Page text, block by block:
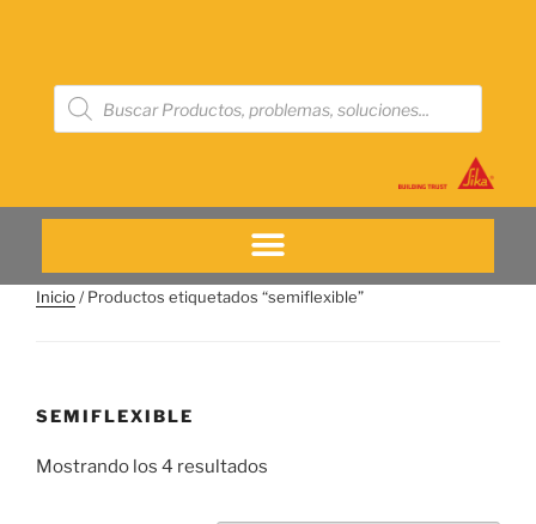
Inicio/ Productos etiquetados “semiflexible”
SEMIFLEXIBLE
Mostrando los 4 resultados